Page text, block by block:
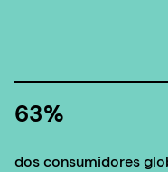
63%
dos consumidores